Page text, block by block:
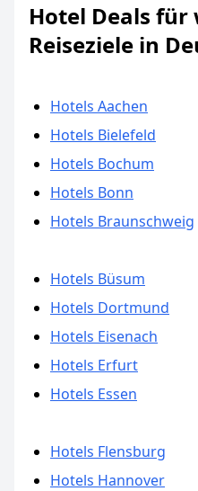
Hotel Deals
Reiseziele in
Hotels Aachen
Hotels Bielefeld
Hotels Bochum
Hotels Bonn
Hotels Braunschweig
Hotels Büsum
Hotels Dortmund
Hotels Eisenach
Hotels Erfurt
Hotels Essen
Hotels Flensburg
Hotels Hannover